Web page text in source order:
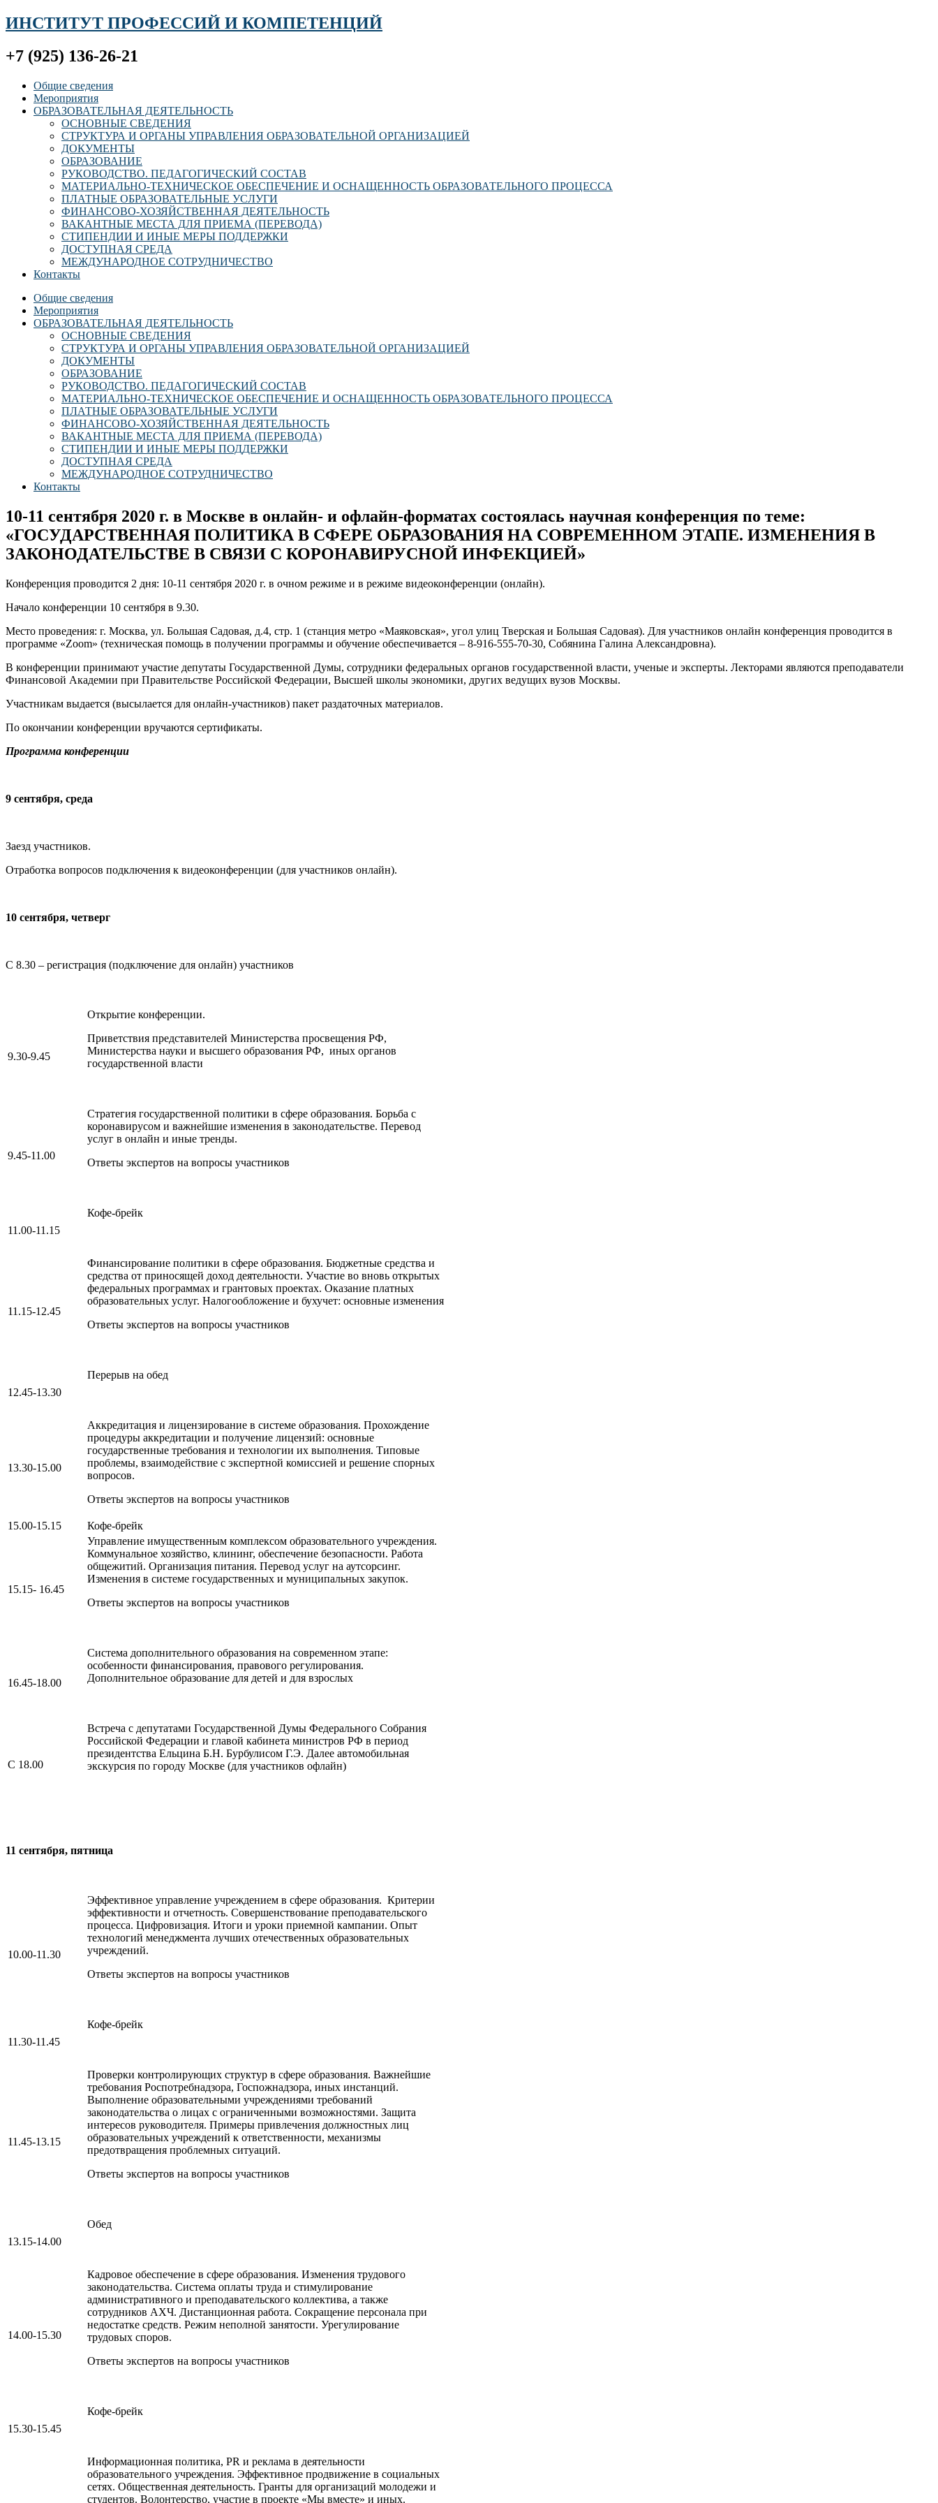
ИНСТИТУТ ПРОФЕССИЙ И КОМПЕТЕНЦИЙ
+7 (925) 136-26-21
Общие сведения
Мероприятия
ОБРАЗОВАТЕЛЬНАЯ ДЕЯТЕЛЬНОСТЬ
ОСНОВНЫЕ СВЕДЕНИЯ
СТРУКТУРА И ОРГАНЫ УПРАВЛЕНИЯ ОБРАЗОВАТЕЛЬНОЙ ОРГАНИЗАЦИЕЙ
ДОКУМЕНТЫ
ОБРАЗОВАНИЕ
РУКОВОДСТВО. ПЕДАГОГИЧЕСКИЙ СОСТАВ
МАТЕРИАЛЬНО-ТЕХНИЧЕСКОЕ ОБЕСПЕЧЕНИЕ И ОСНАЩЕННОСТЬ ОБРАЗОВАТЕЛЬНОГО ПРОЦЕССА
ПЛАТНЫЕ ОБРАЗОВАТЕЛЬНЫЕ УСЛУГИ
ФИНАНСОВО-ХОЗЯЙСТВЕННАЯ ДЕЯТЕЛЬНОСТЬ
ВАКАНТНЫЕ МЕСТА ДЛЯ ПРИЕМА (ПЕРЕВОДА)
СТИПЕНДИИ И ИНЫЕ МЕРЫ ПОДДЕРЖКИ
ДОСТУПНАЯ СРЕДА
МЕЖДУНАРОДНОЕ СОТРУДНИЧЕСТВО
Контакты
Общие сведения
Мероприятия
ОБРАЗОВАТЕЛЬНАЯ ДЕЯТЕЛЬНОСТЬ
ОСНОВНЫЕ СВЕДЕНИЯ
СТРУКТУРА И ОРГАНЫ УПРАВЛЕНИЯ ОБРАЗОВАТЕЛЬНОЙ ОРГАНИЗАЦИЕЙ
ДОКУМЕНТЫ
ОБРАЗОВАНИЕ
РУКОВОДСТВО. ПЕДАГОГИЧЕСКИЙ СОСТАВ
МАТЕРИАЛЬНО-ТЕХНИЧЕСКОЕ ОБЕСПЕЧЕНИЕ И ОСНАЩЕННОСТЬ ОБРАЗОВАТЕЛЬНОГО ПРОЦЕССА
ПЛАТНЫЕ ОБРАЗОВАТЕЛЬНЫЕ УСЛУГИ
ФИНАНСОВО-ХОЗЯЙСТВЕННАЯ ДЕЯТЕЛЬНОСТЬ
ВАКАНТНЫЕ МЕСТА ДЛЯ ПРИЕМА (ПЕРЕВОДА)
СТИПЕНДИИ И ИНЫЕ МЕРЫ ПОДДЕРЖКИ
ДОСТУПНАЯ СРЕДА
МЕЖДУНАРОДНОЕ СОТРУДНИЧЕСТВО
Контакты
10-11 сентября 2020 г. в Москве в онлайн- и офлайн-форматах состоялась научная конференция по теме:
«ГОСУДАРСТВЕННАЯ ПОЛИТИКА В СФЕРЕ ОБРАЗОВАНИЯ НА СОВРЕМЕННОМ ЭТАПЕ. ИЗМЕНЕНИЯ В
ЗАКОНОДАТЕЛЬСТВЕ В СВЯЗИ С КОРОНАВИРУСНОЙ ИНФЕКЦИЕЙ»
Конференция проводится 2 дня: 10-11 сентября 2020 г. в очном режиме и в режиме видеоконференции (онлайн).
Начало конференции 10 сентября в 9.30.
Место проведения: г. Москва, ул. Большая Садовая, д.4, стр. 1 (станция метро «Маяковская», угол улиц Тверская и Большая Садовая). Для участников онлайн конференция проводится в
программе «Zoom» (техническая помощь в получении программы и обучение обеспечивается – 8-916-555-70-30, Собянина Галина Александровна).
В конференции принимают участие депутаты Государственной Думы, сотрудники федеральных органов государственной власти, ученые и эксперты. Лекторами являются преподаватели
Финансовой Академии при Правительстве Российской Федерации, Высшей школы экономики, других ведущих вузов Москвы.
Участникам выдается (высылается для онлайн-участников) пакет раздаточных материалов.
По окончании конференции вручаются сертификаты.
Программа конференции
9 сентября, среда
Заезд участников.
Отработка вопросов подключения к видеоконференции (для участников онлайн).
10 сентября, четверг
С 8.30 – регистрация (подключение для онлайн) участников
9.30-9.45
Открытие конференции.
Приветствия представителей Министерства просвещения РФ,
Министерства науки и высшего образования РФ, иных органов
государственной власти
9.45-11.00
Стратегия государственной политики в сфере образования. Борьба с
коронавирусом и важнейшие изменения в законодательстве. Перевод
услуг в онлайн и иные тренды.
Ответы экспертов на вопросы участников
11.00-11.15
Кофе-брейк
11.15-12.45
Финансирование политики в сфере образования. Бюджетные средства и
средства от приносящей доход деятельности. Участие во вновь открытых
федеральных программах и грантовых проектах. Оказание платных
образовательных услуг. Налогообложение и бухучет: основные изменения
Ответы экспертов на вопросы участников
12.45-13.30
Перерыв на обед
13.30-15.00
Аккредитация и лицензирование в системе образования. Прохождение
процедуры аккредитации и получение лицензий: основные
государственные требования и технологии их выполнения. Типовые
проблемы, взаимодействие с экспертной комиссией и решение спорных
вопросов.
Ответы экспертов на вопросы участников
15.00-15.15 Кофе-брейк
15.15- 16.45
Управление имущественным комплексом образовательного учреждения.
Коммунальное хозяйство, клининг, обеспечение безопасности. Работа
общежитий. Организация питания. Перевод услуг на аутсорсинг.
Изменения в системе государственных и муниципальных закупок.
Ответы экспертов на вопросы участников
16.45-18.00
Система дополнительного образования на современном этапе:
особенности финансирования, правового регулирования.
Дополнительное образование для детей и для взрослых
С 18.00
Встреча с депутатами Государственной Думы Федерального Собрания
Российской Федерации и главой кабинета министров РФ в период
президентства Ельцина Б.Н. Бурбулисом Г.Э. Далее автомобильная
экскурсия по городу Москве (для участников офлайн)
11 сентября, пятница
10.00-11.30
Эффективное управление учреждением в сфере образования. Критерии
эффективности и отчетность. Совершенствование преподавательского
процесса. Цифровизация. Итоги и уроки приемной кампании. Опыт
технологий менеджмента лучших отечественных образовательных
учреждений.
Ответы экспертов на вопросы участников
11.30-11.45
Кофе-брейк
11.45-13.15
Проверки контролирующих структур в сфере образования. Важнейшие
требования Роспотребнадзора, Госпожнадзора, иных инстанций.
Выполнение образовательными учреждениями требований
законодательства о лицах с ограниченными возможностями. Защита
интересов руководителя. Примеры привлечения должностных лиц
образовательных учреждений к ответственности, механизмы
предотвращения проблемных ситуаций.
Ответы экспертов на вопросы участников
13.15-14.00
Обед
14.00-15.30
Кадровое обеспечение в сфере образования. Изменения трудового
законодательства. Система оплаты труда и стимулирование
административного и преподавательского коллектива, а также
сотрудников АХЧ. Дистанционная работа. Сокращение персонала при
недостатке средств. Режим неполной занятости. Урегулирование
трудовых споров.
Ответы экспертов на вопросы участников
15.30-15.45
Кофе-брейк
Информационная политика, PR и реклама в деятельности
образовательного учреждения. Эффективное продвижение в социальных
сетях. Общественная деятельность. Гранты для организаций молодежи и
студентов. Волонтерство, участие в проекте «Мы вместе» и иных.